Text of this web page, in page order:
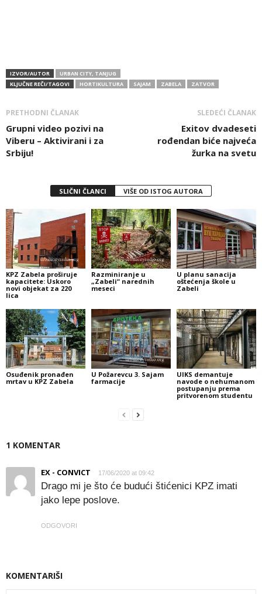
IZVOR/AUTOR
URBAN CITY, TANJUG
KLJUČNE REČI/TAGOVI
HORTIKULTURA SAJAM ZABELA ZATVOR
PRETHODNI ČLANAK
Grupni video pozivi na
Viberu – Aktivirani i za
Srbiju!
SLEDEĆI ČLANAK
Exitov dvadeseti
rođendan biće najveća
žurka na svetu
SLIČNI ČLANCI VIŠE OD ISTOG AUTORA
KPZ Zabela proširuje
kapacitete: Uskoro
novi objekat za 220
lica
Razminiranje u
„Zabeli“ narednih
meseci
U planu sanacija
oštećenja škole u
Zabeli
Osuđenik pronađen
mrtav u KPZ Zabela
U Požarevcu 3. Sajam
farmacije
UIKS demantuje
navode o nehumanom
postupanju prema
pritvorenom studentu
1 KOMENTAR
EX - CONVICT 17/06/2020 at 09:42
Drago mi je što će budući štićenici KPZ imati
jako lepe poslove.
ODGOVORI
KOMENTARIŠI